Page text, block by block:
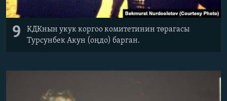
9
КДКнын укук коргоо комитетинин төрагасы
Турсунбек Акун (оңдо) барган.